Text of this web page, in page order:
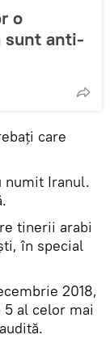
o
sunt anti-
care
numit Iranul.
tinerii arabi
în special
2018,
al celor mai